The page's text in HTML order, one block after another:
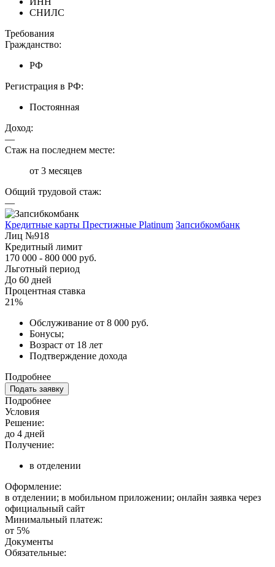
СНИЛС
Требования
Гражданство:
РФ
Регистрация в РФ:
Постоянная
Доход:
—
Стаж на последнем месте:
от 3 месяцев
Общий трудовой стаж:
—
Кредитные карты Престижные Platinum Запсибкомбанк
Лиц №918
Кредитный лимит
170 000 - 800 000 руб.
Льготный период
До 60 дней
Процентная ставка
21%
Обслуживание от 8 000 руб.
Бонусы;
Возраст от 18 лет
Подтверждение дохода
Подробнее
Подать заявку
Подробнее
Условия
Решение:
до 4 дней
Получение:
в отделении
Оформление:
в отделении; в мобильном приложении; онлайн заявка через
официальный сайт
Минимальный платеж:
от 5%
Документы
Обязательные: